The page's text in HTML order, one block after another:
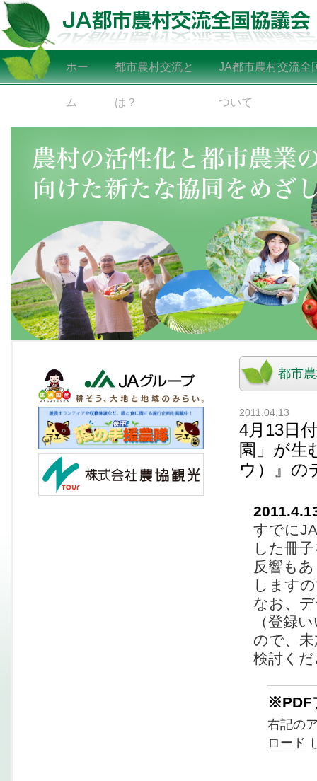
ホー
ム
都市農村交流と
は？
JA都市農村交流全
ついて
都市
2011.04.13
4月13日
園」が生
ウ）』の
すでに
した冊
反響も
します
なお、
（登録
ので、
検討く
※PDF
右記の
ロード